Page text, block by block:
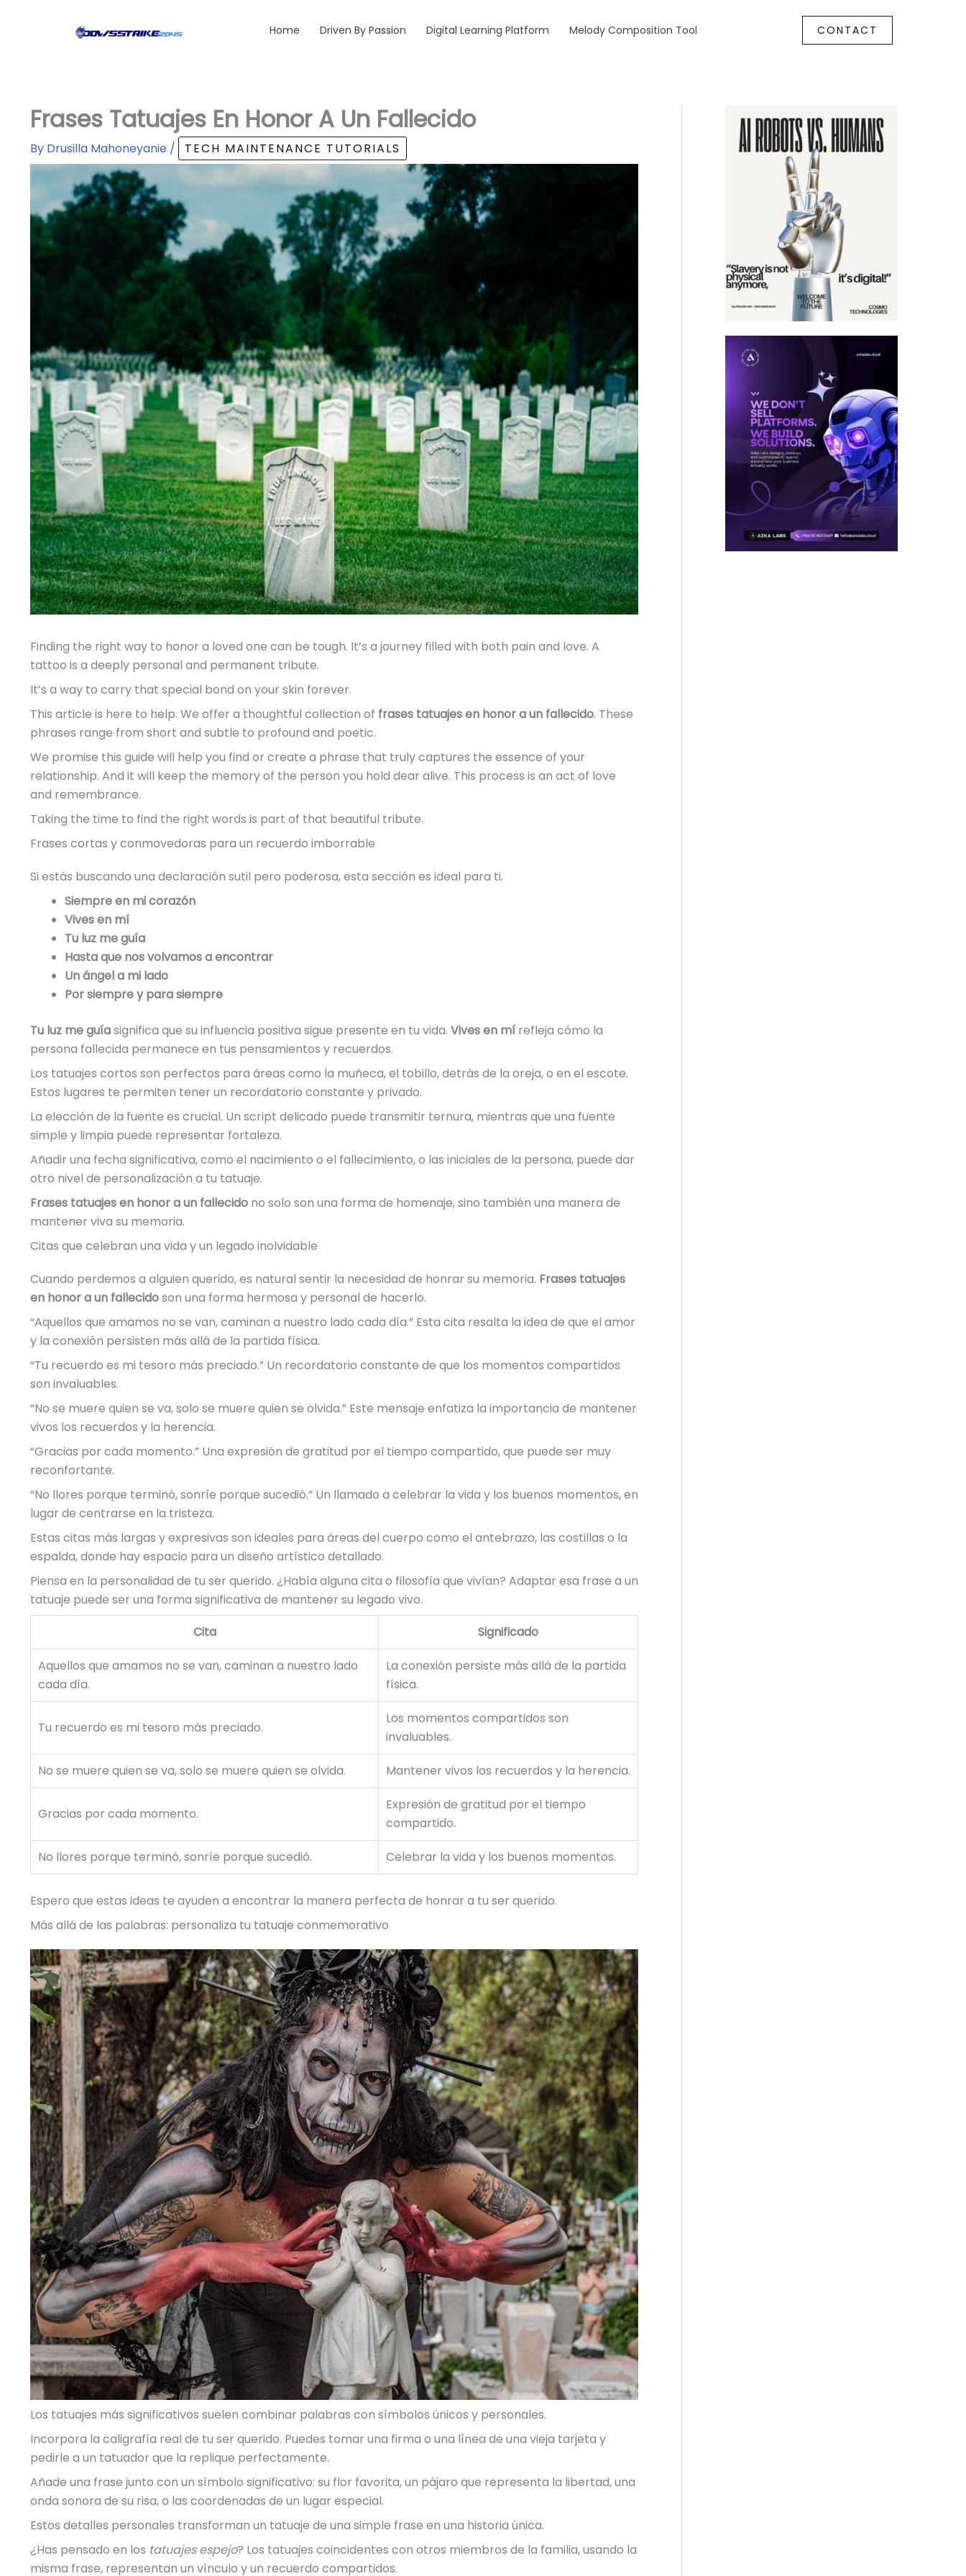
Home Driven By Passion Digital Learning Platform Melody Composition Tool CONTACT
Frases Tatuajes En Honor A Un Fallecido
By Drusilla Mahoneyanie / TECH MAINTENANCE TUTORIALS
Finding the right way to honor a loved one can be tough. It’s a journey filled with both pain and love. A
tattoo is a deeply personal and permanent tribute.
It’s a way to carry that special bond on your skin forever.
This article is here to help. We offer a thoughtful collection of frases tatuajes en honor a un fallecido. These
phrases range from short and subtle to profound and poetic.
We promise this guide will help you find or create a phrase that truly captures the essence of your
relationship. And it will keep the memory of the person you hold dear alive. This process is an act of love
and remembrance.
Taking the time to find the right words is part of that beautiful tribute.
Frases cortas y conmovedoras para un recuerdo imborrable
Si estás buscando una declaración sutil pero poderosa, esta sección es ideal para ti.
Siempre en mi corazón
Vives en mí
Tu luz me guía
Hasta que nos volvamos a encontrar
Un ángel a mi lado
Por siempre y para siempre
Tu luz me guíasignifica que su influencia positiva sigue presente en tu vida. Vives en mí refleja cómo la
persona fallecida permanece en tus pensamientos y recuerdos.
Los tatuajes cortos son perfectos para áreas como la muñeca, el tobillo, detrás de la oreja, o en el escote.
Estos lugares te permiten tener un recordatorio constante y privado.
La elección de la fuente es crucial. Un script delicado puede transmitir ternura, mientras que una fuente
simple y limpia puede representar fortaleza.
Añadir una fecha significativa, como el nacimiento o el fallecimiento, o las iniciales de la persona, puede dar
otro nivel de personalización a tu tatuaje.
Frases tatuajes en honor a un fallecido no solo son una forma de homenaje, sino también una manera de
mantener viva su memoria.
Citas que celebran una vida y un legado inolvidable
Cuando perdemos a alguien querido, es natural sentir la necesidad de honrar su memoria. Frases tatuajes
en honor a un fallecidoson una forma hermosa y personal de hacerlo.
“Aquellos que amamos no se van, caminan a nuestro lado cada día.” Esta cita resalta la idea de que el amor
y la conexión persisten más allá de la partida física.
“Tu recuerdo es mi tesoro más preciado.” Un recordatorio constante de que los momentos compartidos
son invaluables.
“No se muere quien se va, solo se muere quien se olvida.” Este mensaje enfatiza la importancia de mantener
vivos los recuerdos y la herencia.
“Gracias por cada momento.” Una expresión de gratitud por el tiempo compartido, que puede ser muy
reconfortante.
“No llores porque terminó, sonríe porque sucedió.” Un llamado a celebrar la vida y los buenos momentos, en
lugar de centrarse en la tristeza.
Estas citas más largas y expresivas son ideales para áreas del cuerpo como el antebrazo, las costillas o la
espalda, donde hay espacio para un diseño artístico detallado.
Piensa en la personalidad de tu ser querido. ¿Había alguna cita o filosofía que vivían? Adaptar esa frase a un
tatuaje puede ser una forma significativa de mantener su legado vivo.
Cita
Significado
Aquellos que amamos no se van, caminan a nuestro lado
cada día.
La conexión persiste más allá de la partida
física.
Tu recuerdo es mi tesoro más preciado.
Los momentos compartidos son
invaluables.
No se muere quien se va, solo se muere quien se olvida. Mantener vivos los recuerdos y la herencia.
Gracias por cada momento.
Expresión de gratitud por el tiempo
compartido.
No llores porque terminó, sonríe porque sucedió. Celebrar la vida y los buenos momentos.
Espero que estas ideas te ayuden a encontrar la manera perfecta de honrar a tu ser querido.
Más allá de las palabras: personaliza tu tatuaje conmemorativo
Los tatuajes más significativos suelen combinar palabras con símbolos únicos y personales.
Incorpora la caligrafía real de tu ser querido. Puedes tomar una firma o una línea de una vieja tarjeta y
pedirle a un tatuador que la replique perfectamente.
Añade una frase junto con un símbolo significativo: su flor favorita, un pájaro que representa la libertad, una
onda sonora de su risa, o las coordenadas de un lugar especial.
Estos detalles personales transforman un tatuaje de una simple frase en una historia única.
¿Has pensado en los tatuajes espejo? Los tatuajes coincidentes con otros miembros de la familia, usando la
misma frase, representan un vínculo y un recuerdo compartidos.